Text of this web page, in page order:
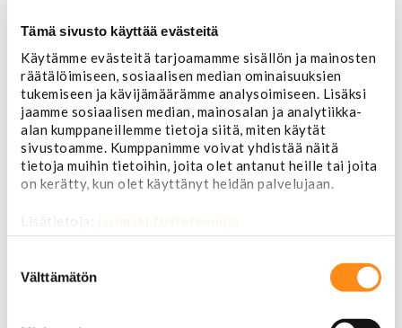
Tämä sivusto käyttää evästeitä
Käytämme evästeitä tarjoamamme sisällön ja mainosten
räätälöimiseen, sosiaalisen median ominaisuuksien
tukemiseen ja kävijämäärämme analysoimiseen. Lisäksi
jaamme sosiaalisen median, mainosalan ja analytiikka-
alan kumppaneillemme tietoja siitä, miten käytät
sivustoamme. Kumppanimme voivat yhdistää näitä
tietoja muihin tietoihin, joita olet antanut heille tai joita
on kerätty, kun olet käyttänyt heidän palvelujaan.
Lisätietoja: jarimaki.fi/tietosuoja
valinta
Välttämätön
Chrysler
Ford P/U
Ford muut
Lincoln
Hummer
Jeep
Takavalot
Cadillac
Chevrolet
Corvette
Chrysler